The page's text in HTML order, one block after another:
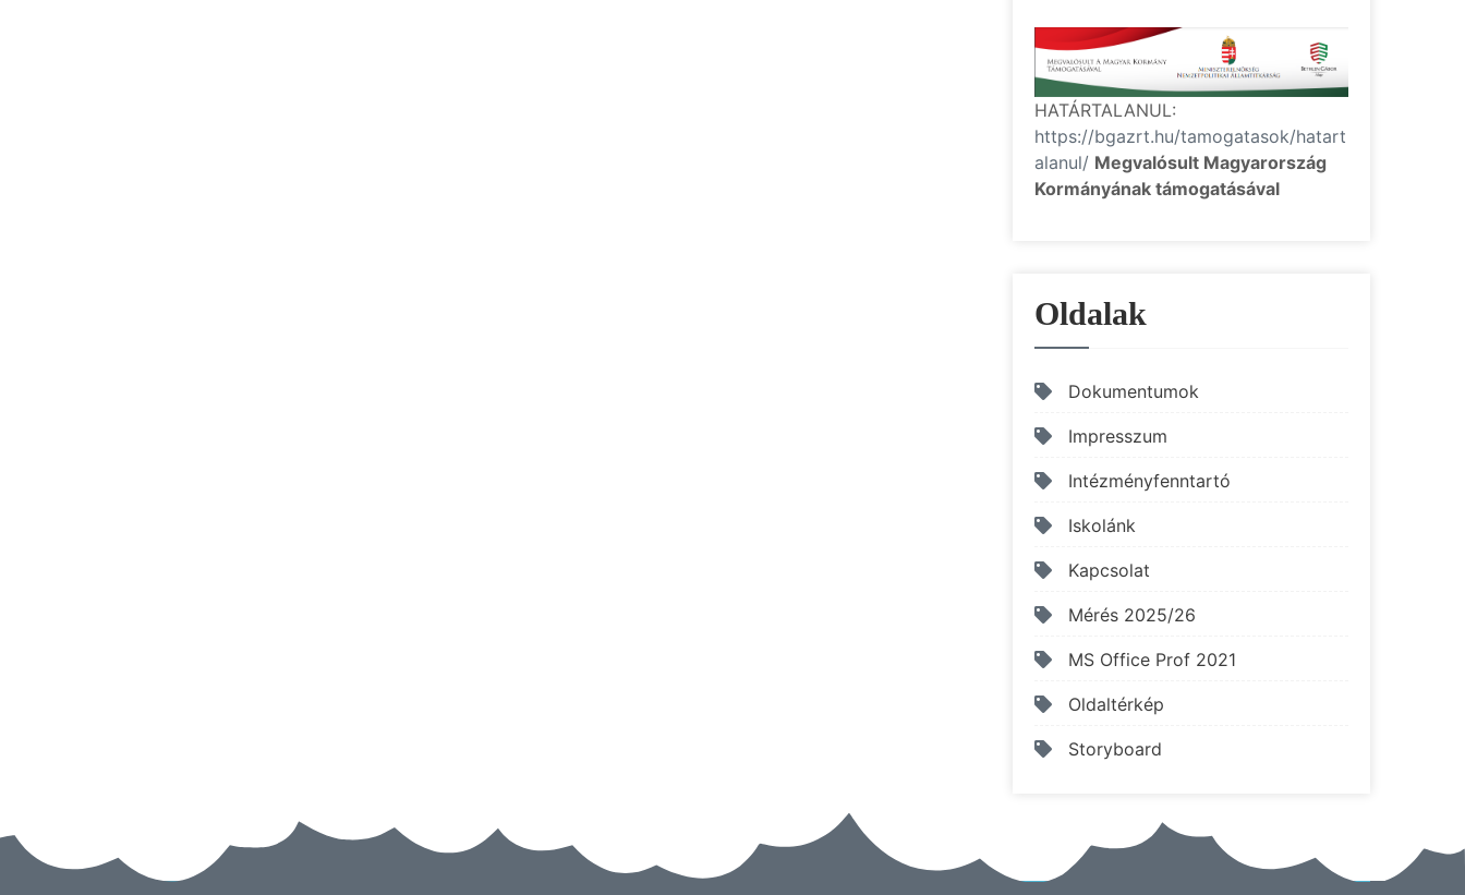
HATÁRTALANUL:
https://bgazrt.hu/tamogatasok/hatart
alanul/ Megvalósult Magyarország
Kormányának támogatásával
Oldalak
Dokumentumok
Impresszum
Intézményfenntartó
Iskolánk
Kapcsolat
Mérés 2025/26
MS Office Prof 2021
Oldaltérkép
Storyboard